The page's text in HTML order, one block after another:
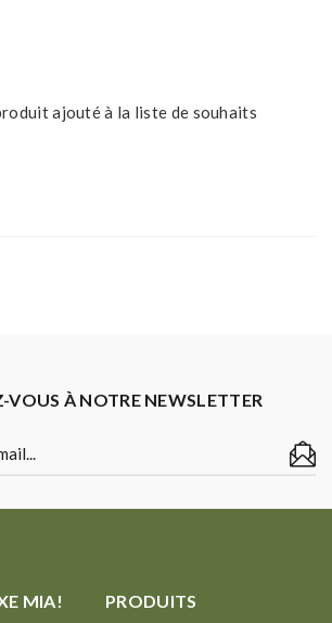
ajouté à la liste de souhaits
VOUS À NOTRE NEWSLETTER
MIA! PRODUITS